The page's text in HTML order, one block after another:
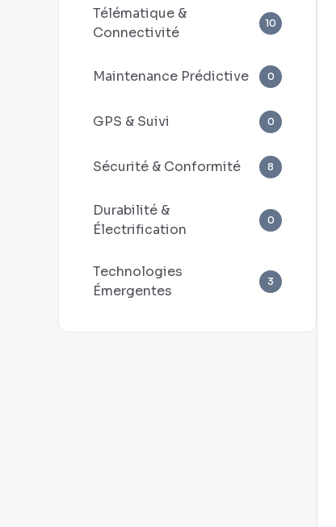
Télématique &
Connectivité
10
Maintenance Prédictive 0
GPS & Suivi 0
Sécurité & Conformité 8
Durabilité &
Électrification
0
Technologies
Émergentes
3